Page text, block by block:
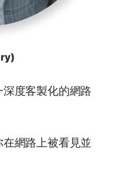
度客製化的網路
網路上被看見並